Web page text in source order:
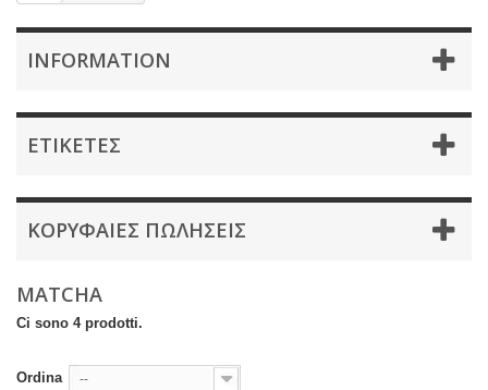
INFORMATION
ΕΤΙΚΈΤΕΣ
ΚΟΡΥΦΑΊΕΣ ΠΩΛΉΣΕΙΣ
MATCHA
Ci sono 4 prodotti.
Ordina --